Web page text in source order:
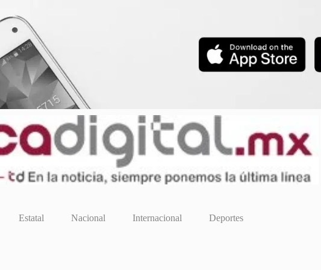
Estatal Nacional Internacional Deportes